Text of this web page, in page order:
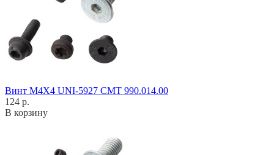
Винт M4X4 UNI-5927 CMT 990.014.00
124 р.
В корзину